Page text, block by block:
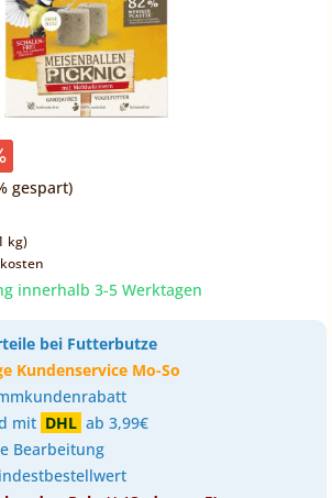
gespart)
kg)
innerhalb 3-5 Werktagen
bei Futterbutze
Kundenservice Mo-So
mit DHL ab 3,99€
Bearbeitung